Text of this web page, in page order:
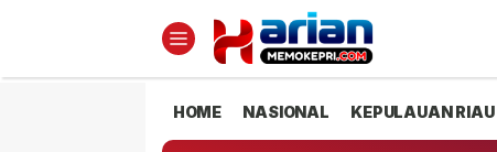
HOME NASIONAL KEPULAUAN RIAU